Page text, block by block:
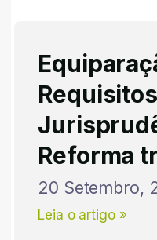
Reforma
20 Setembro,
Leia o artigo »